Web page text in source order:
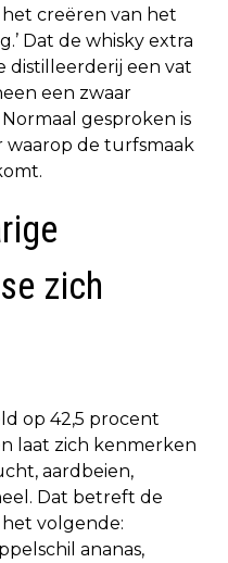
creëren van het
Dat de whisky extra
distilleerderij een vat
een zwaar
gesproken is
waarop de turfsmaak
zich
op 42,5 procent
laat zich kenmerken
aardbeien,
Dat betreft de
volgende:
ananas,